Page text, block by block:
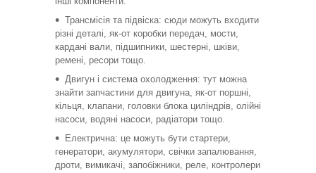
Трансмісія та підвіска: сюди можуть входити
різні деталі, як-от коробки передач, мости,
кардані вали, підшипники, шестерні, шківи,
ремені, ресори тощо.
Двигун і система охолодження: тут можна
знайти запчастини для двигуна, як-от поршні,
кільця, клапани, головки блока циліндрів, олійні
насоси, водяні насоси, радіатори тощо.
Електрична: це можуть бути стартери,
генератори, акумулятори, свічки запалювання,
дроти, вимикачі, запобіжники, реле, контролери